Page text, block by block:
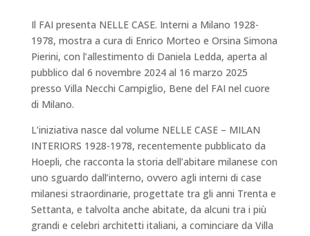
Il FAI presenta NELLE CASE. Interni a Milano 1928-
1978, mostra a cura di Enrico Morteo e Orsina Simona
Pierini, con l’allestimento di Daniela Ledda, aperta al
pubblico dal 6 novembre 2024 al 16 marzo 2025
presso Villa Necchi Campiglio, Bene del FAI nel cuore
di Milano.
L’iniziativa nasce dal volume NELLE CASE – MILAN
INTERIORS 1928-1978, recentemente pubblicato da
Hoepli, che racconta la storia dell’abitare milanese con
uno sguardo dall’interno, ovvero agli interni di case
milanesi straordinarie, progettate tra gli anni Trenta e
Settanta, e talvolta anche abitate, da alcuni tra i più
grandi e celebri architetti italiani, a cominciare da Villa